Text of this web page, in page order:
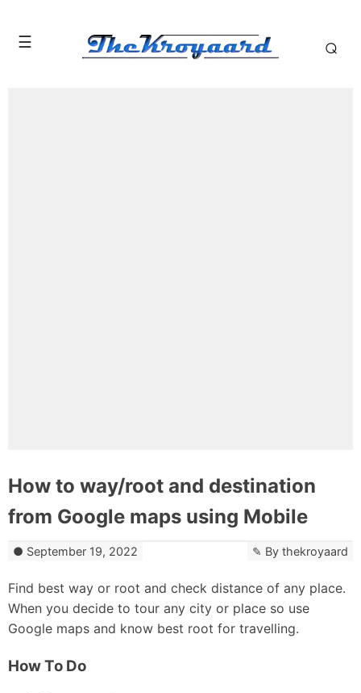
How to way/root and destination
from Google maps using Mobile
September 19, 2022 By thekroyaard
Find best way or root and check distance of any place.
When you decide to tour any city or place so use
Google maps and know best root for travelling.
How To Do